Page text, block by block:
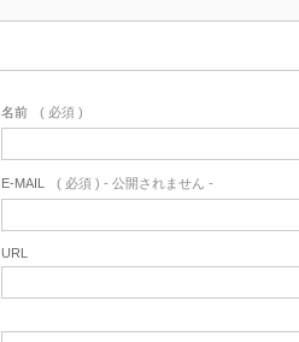
名前 ( 必須 )
E-MAIL ( 必須 ) - 公開されません -
URL